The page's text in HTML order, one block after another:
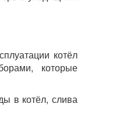
котёл
которые
в котёл, слива